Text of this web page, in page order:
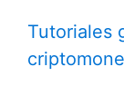
Tutoriales